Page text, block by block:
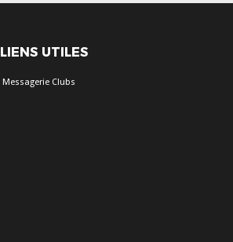
LIENS UTILES
Messagerie Clubs